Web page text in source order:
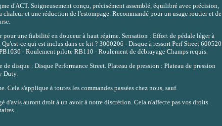
d'ACT. Soigneusement conçu, précisément assemblé, équilibré avec précision,
et une réduction de l'estompage. Recommandé pour un usage routier et de
une fiabilité en douceur à haut régime. Sensation : Effort de pédale léger à
ce qui est inclus dans ce kit ? 3000206 - Disque à ressort Perf Street 600520
- Roulement pilote RB110 - Roulement de débrayage Champs requis.
disque : Disque Performance Street. Plateau de pression : Plateau de pression
Duty.
s'applique à toutes les commandes passées chez nous, sauf.
d'avis auront droit à un avoir à notre discrétion. Cela n'affecte pas vos droits